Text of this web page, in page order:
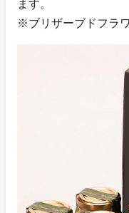
ます。
※ブリザーブドフラ